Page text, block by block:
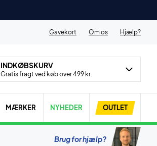
Gavekort Om os Hjælp?
INDKØBSKURV
Gratis fragt ved køb over 499 kr.
MÆRKER NYHEDER OUTLET
Brug for hjælp?